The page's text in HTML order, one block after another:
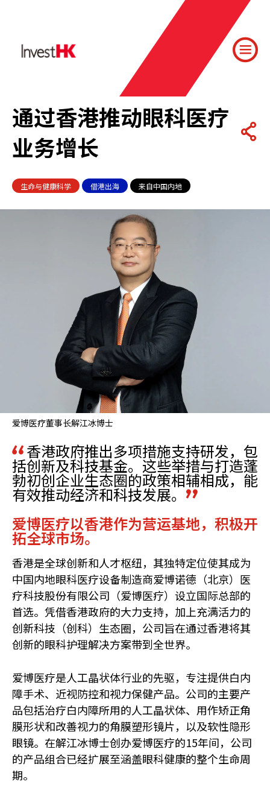
通过香港推动眼科医疗
业务增长
生命与健康科学 借港出海 来自中国内地
爱博医疗董事长解江冰博士
香港政府推出多项措施支持研发，包
括创新及科技基金。这些举措与打造蓬
勃初创企业生态圈的政策相辅相成，能
有效推动经济和科技发展。
爱博医疗以香港作为营运基地，积极开
拓全球市场。
香港是全球创新和人才枢纽，其独特定位使其成为
中国内地眼科医疗设备制造商爱博诺德（北京）医
疗科技股份有限公司（爱博医疗）设立国际总部的
首选。凭借香港政府的大力支持，加上充满活力的
创新科技（创科）生态圈，公司旨在通过香港将其
创新的眼科护理解决方案带到全世界。
爱博医疗是人工晶状体行业的先驱，专注提供白内
障手术、近视防控和视力保健产品。公司的主要产
品包括治疗白内障所用的人工晶状体、用作矫正角
膜形状和改善视力的角膜塑形镜片，以及软性隐形
眼镜。在解江冰博士创办爱博医疗的15年间，公司
的产品组合已经扩展至涵盖眼科健康的整个生命周
期。